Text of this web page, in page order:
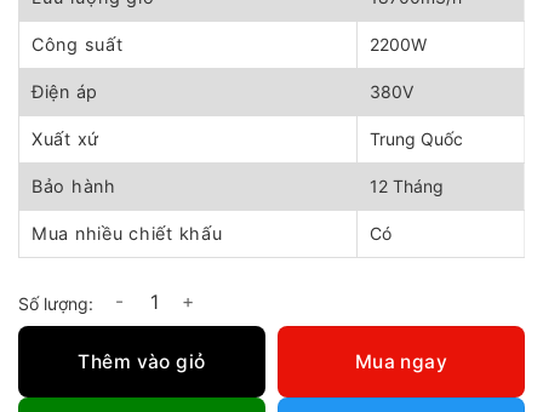
Công suất 2200W
Điện áp 380V
Xuất xứ Trung Quốc
Bảo hành 12 Tháng
Mua nhiều chiết khấu Có
Quạt chống cháy nổ TSBF6-4 số lượng
Thêm vào giỏ Mua ngay